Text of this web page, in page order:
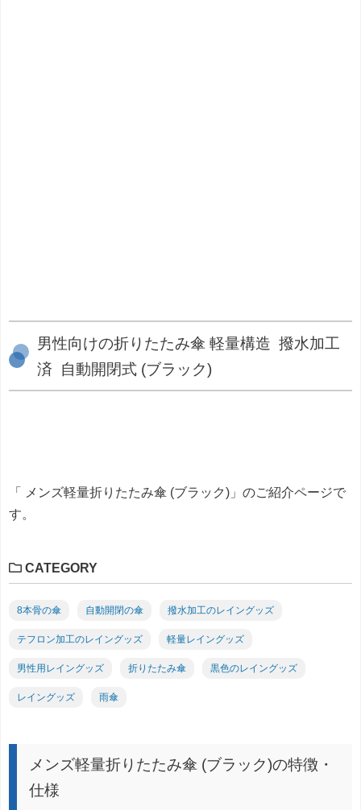
男性向けの折りたたみ傘 軽量構造 撥水加工
済 自動開閉式 (ブラック)
「 メンズ軽量折りたたみ傘 (ブラック)」のご紹介ページで
す。
CATEGORY
8本骨の傘 自動開閉の傘 撥水加工のレイングッズ
テフロン加工のレイングッズ 軽量レイングッズ
男性用レイングッズ 折りたたみ傘 黒色のレイングッズ
レイングッズ 雨傘
メンズ軽量折りたたみ傘 (ブラック)の特徴・
仕様